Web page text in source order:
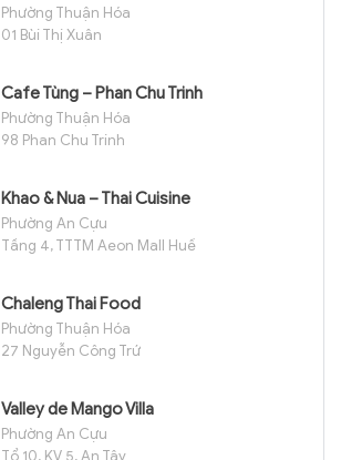
Phường Thuận Hóa
01 Bùi Thị Xuân
Cafe Tùng – Phan Chu Trinh
Phường Thuận Hóa
98 Phan Chu Trinh
Khao & Nua – Thai Cuisine
Phường An Cựu
Tầng 4, TTTM Aeon Mall Huế
Chaleng Thai Food
Phường Thuận Hóa
27 Nguyễn Công Trứ
Valley de Mango Villa
Phường An Cựu